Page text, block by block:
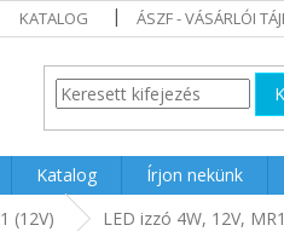
KATALOG ÁSZF - VÁSÁRLÓI
Katalog Írjon nekünk
(12V) LED izzó 4W, 12V,